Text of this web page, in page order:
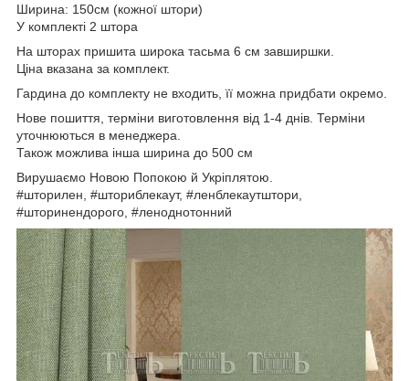
Ширина: 150см (кожної штори)
У комплекті 2 штора
На шторах пришита широка тасьма 6 см завширшки.
Ціна вказана за комплект.
Гардина до комплекту не входить, її можна придбати окремо.
Нове пошиття, терміни виготовлення від 1-4 днів. Терміни
уточнюються в менеджера.
Також можлива інша ширина до 500 см
Вирушаємо Новою Попокою й Укріплятою.
#шторилен, #шториблекаут, #ленблекаутштори,
#шторинендорого, #леноднотонний